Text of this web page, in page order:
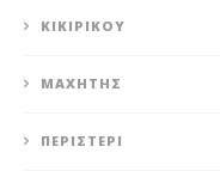
ΚΙΚΙΡΙΚΟΥ
ΜΑΧΗΤΗΣ
ΠΕΡΙΣΤΈΡΙ